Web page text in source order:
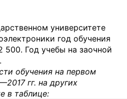
университете
год обучения
500. Год учебы на заочной
обучения на первом
гг. на других
в таблице: